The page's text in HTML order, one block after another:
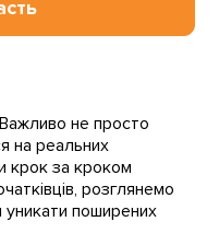
не просто
на реальних
крок за кроком
розглянемо
уникати поширених